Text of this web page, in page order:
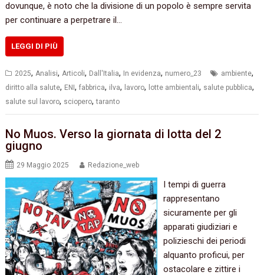
dovunque, è noto che la divisione di un popolo è sempre servita
per continuare a perpetrare il…
LEGGI DI PIÙ
2025,Analisi,Articoli, Dall'Italia, In evidenza, numero_23 ambiente,
diritto alla salute, ENI,fabbrica, ilva, lavoro, lotte ambientali, salute pubblica,
salute sul lavoro, sciopero,taranto
No Muos. Verso la giornata di lotta del 2
giugno
29 Maggio 2025 Redazione_web
I tempi di guerra
rappresentano
sicuramente per gli
apparati giudiziari e
polizieschi dei periodi
alquanto proficui, per
ostacolare e zittire i